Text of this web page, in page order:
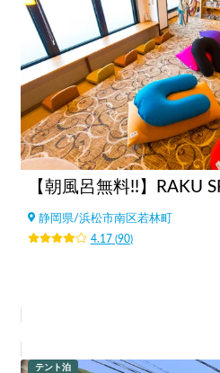
静岡県/浜松市南区若林町
4.17(90)
テント泊